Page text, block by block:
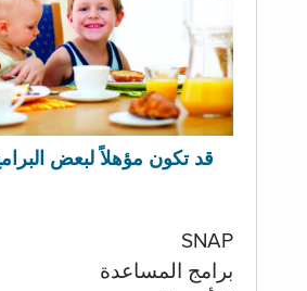
قد تكون مؤهلاً لبعض
SNAP
برامج المساعدة